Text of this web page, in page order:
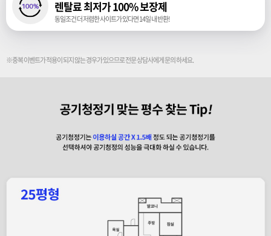
렌탈료 최저가 100% 보장제
동일조건 더 저렴한 사이트가 있다면 14일 내 반환!
※중복 이벤트가 적용이 되지 않는 경우가 있으므로 전문 상담사에게 문의 하세요.